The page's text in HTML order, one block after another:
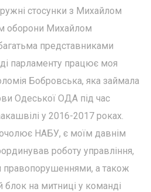
стосунки з Михайлом
оборони Михайлом
представниками
парламенту працює моя
Бобровська, яка займала
Одеської ОДА під час
у 2016-2017 роках.
НАБУ, є моїм давнім
роботу управління,
а також
блок на митниці у команді